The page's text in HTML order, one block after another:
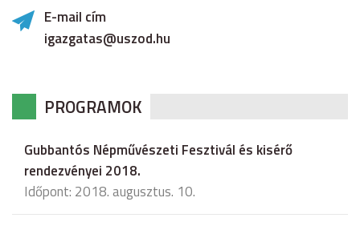
E-mail cím
igazgatas@uszod.hu
PROGRAMOK
Gubbantós Népművészeti Fesztivál és kisérő
rendezvényei 2018.
Időpont: 2018. augusztus. 10.